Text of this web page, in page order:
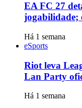
EA FC 27
jogabilidade;
Há 1 semana
eSports
Riot leva
Lan Party
Há 1 semana